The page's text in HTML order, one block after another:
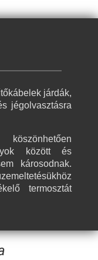
járdák,
jégolvasztásra
között és
károsodnak.
termosztát